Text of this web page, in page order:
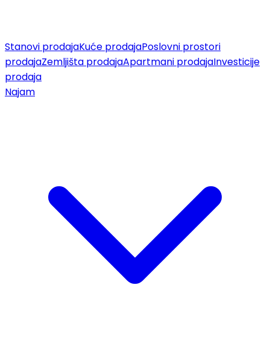
Stanovi prodajaKuće prodajaPoslovni prostori
prodajaZemljišta prodajaApartmani prodajaInvesticije
prodaja
Najam